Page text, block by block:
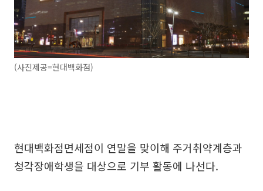
(사진제공=현대백화점)
현대백화점면세점이 연말을 맞이해 주거취약계층과
청각장애학생을 대상으로 기부 활동에 나선다.